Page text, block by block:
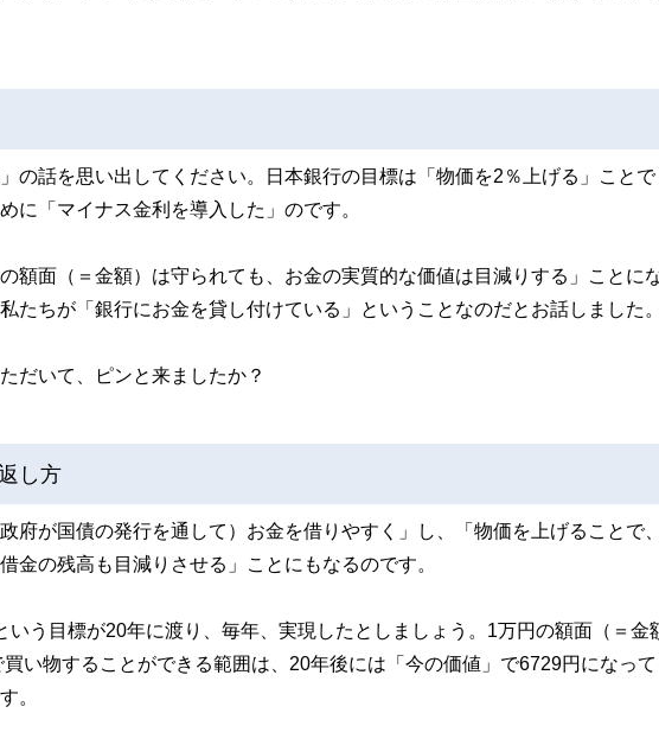
の話を思い出してください。日本銀行の目標は「物価を2％上げる」ことで
に「マイナス金利を導入した」のです。
額面（＝金額）は守られても、お金の実質的な価値は目減りする」ことに
たちが「銀行にお金を貸し付けている」ということなのだとお話しました
だいて、ピンと来ましたか？
し方
府が国債の発行を通して）お金を借りやすく」し、「物価を上げることで
金の残高も目減りさせる」ことにもなるのです。
いう目標が20年に渡り、毎年、実現したとしましょう。1万円の額面（＝金
い物することができる範囲は、20年後には「今の価値」で6729円になっ
。